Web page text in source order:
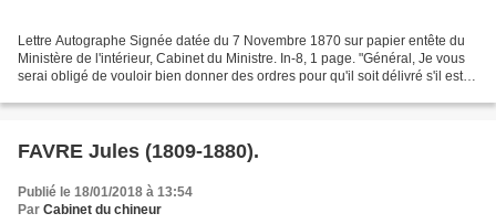
Lettre Autographe Signée datée du 7 Novembre 1870 sur papier entête du
Ministère de l'intérieur, Cabinet du Ministre. In-8, 1 page. "Général, Je vous
serai obligé de vouloir bien donner des ordres pour qu'il soit délivré s'il est
FAVRE Jules (1809-1880).
Publié le 18/01/2018 à 13:54
Par Cabinet du chineur